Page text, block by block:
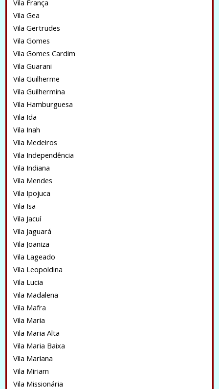
Vila França
Vila Gea
Vila Gertrudes
Vila Gomes
Vila Gomes Cardim
Vila Guarani
Vila Guilherme
Vila Guilhermina
Vila Hamburguesa
Vila Ida
Vila Inah
Vila Medeiros
Vila Independência
Vila Indiana
Vila Mendes
Vila Ipojuca
Vila Isa
Vila Jacuí
Vila Jaguará
Vila Joaniza
Vila Lageado
Vila Leopoldina
Vila Lucia
Vila Madalena
Vila Mafra
Vila Maria
Vila Maria Alta
Vila Maria Baixa
Vila Mariana
Vila Miriam
Vila Missionária